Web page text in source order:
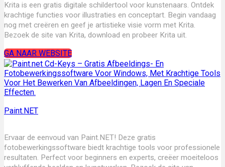
Krita is een gratis digitale schildertool voor kunstenaars. Ontdek
krachtige functies voor illustraties en conceptart. Begin vandaag
nog met creëren en geef je artistieke visie vorm met Krita.
Bezoek de site van Krita, download en probeer Krita uit.
GA NAAR WEBSITE
Paint.NET
Ervaar de eenvoud van Paint.NET! Deze gratis
fotobewerkingssoftware biedt krachtige tools voor professionele
resultaten. Perfect voor beginners en experts, creëer moeiteloos